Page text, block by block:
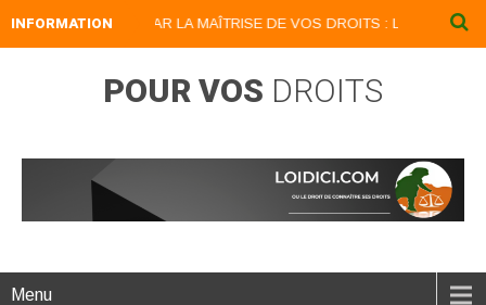
INFORMATION
UN LION PAR LA MAÎTRISE DE VOS DROITS : LOIDICI.BIZ UN
POUR VOS DROITS
Menu